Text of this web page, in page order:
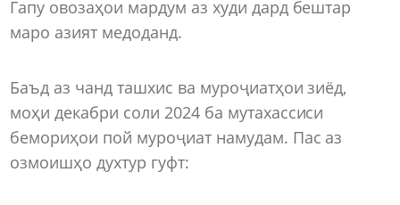
Гапу овозаҳои мардум аз худи дард бештар
маро азият медоданд.
Баъд аз чанд ташхис ва муроҷиатҳои зиёд,
моҳи декабри соли 2024 ба мутахассиси
бемориҳои пой муроҷиат намудам. Пас аз
озмоишҳо духтур гуфт: